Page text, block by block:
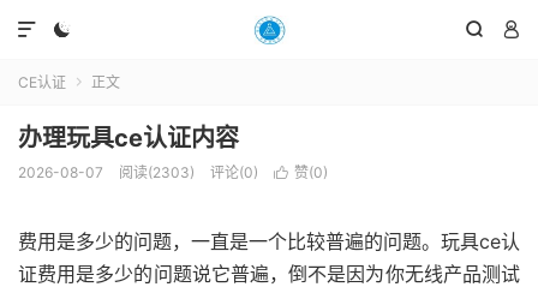
  

CE认证  正文
办理玩具ce认证内容
2026-08-07 阅读(2303) 评论(0)  赞(0)
费用是多少的问题，一直是一个比较普遍的问题。玩具ce认
证费用是多少的问题说它普遍，倒不是因为你无线产品测试